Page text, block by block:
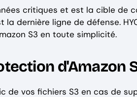
critiques et est la cible de
la dernière ligne de défense.
S3 en toute simplicité.
d'Amazon
de vos fichiers S3 en cas de